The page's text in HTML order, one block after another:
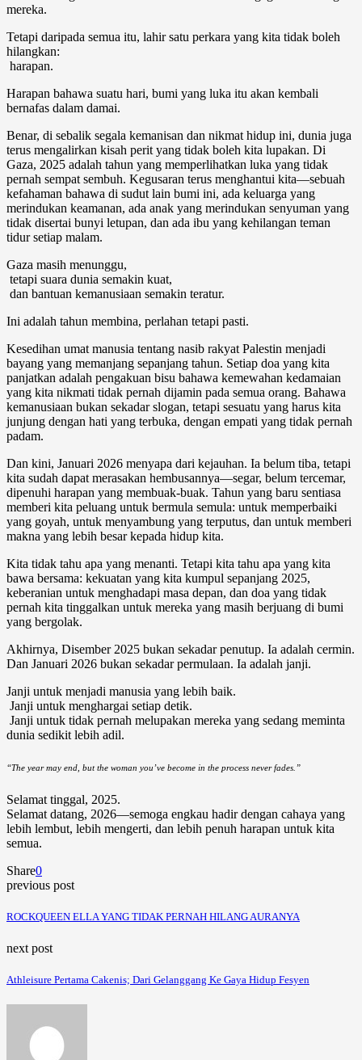
mereka.
Tetapi daripada semua itu, lahir satu perkara yang kita tidak boleh
hilangkan:
harapan.
Harapan bahawa suatu hari, bumi yang luka itu akan kembali
bernafas dalam damai.
Benar, di sebalik segala kemanisan dan nikmat hidup ini, dunia juga
terus mengalirkan kisah perit yang tidak boleh kita lupakan. Di
Gaza, 2025 adalah tahun yang memperlihatkan luka yang tidak
pernah sempat sembuh. Kegusaran terus menghantui kita—sebuah
kefahaman bahawa di sudut lain bumi ini, ada keluarga yang
merindukan keamanan, ada anak yang merindukan senyuman yang
tidak disertai bunyi letupan, dan ada ibu yang kehilangan teman
tidur setiap malam.
Gaza masih menunggu,
tetapi suara dunia semakin kuat,
dan bantuan kemanusiaan semakin teratur.
Ini adalah tahun membina, perlahan tetapi pasti.
Kesedihan umat manusia tentang nasib rakyat Palestin menjadi
bayang yang memanjang sepanjang tahun. Setiap doa yang kita
panjatkan adalah pengakuan bisu bahawa kemewahan kedamaian
yang kita nikmati tidak pernah dijamin pada semua orang. Bahawa
kemanusiaan bukan sekadar slogan, tetapi sesuatu yang harus kita
junjung dengan hati yang terbuka, dengan empati yang tidak pernah
padam.
Dan kini, Januari 2026 menyapa dari kejauhan. Ia belum tiba, tetapi
kita sudah dapat merasakan hembusannya—segar, belum tercemar,
dipenuhi harapan yang membuak-buak. Tahun yang baru sentiasa
memberi kita peluang untuk bermula semula: untuk memperbaiki
yang goyah, untuk menyambung yang terputus, dan untuk memberi
makna yang lebih besar kepada hidup kita.
Kita tidak tahu apa yang menanti. Tetapi kita tahu apa yang kita
bawa bersama: kekuatan yang kita kumpul sepanjang 2025,
keberanian untuk menghadapi masa depan, dan doa yang tidak
pernah kita tinggalkan untuk mereka yang masih berjuang di bumi
yang bergolak.
Akhirnya, Disember 2025 bukan sekadar penutup. Ia adalah cermin.
Dan Januari 2026 bukan sekadar permulaan. Ia adalah janji.
Janji untuk menjadi manusia yang lebih baik.
Janji untuk menghargai setiap detik.
Janji untuk tidak pernah melupakan mereka yang sedang meminta
dunia sedikit lebih adil.
“The year may end, but the woman you’ve become in the process never fades.”
Selamat tinggal, 2025.
Selamat datang, 2026—semoga engkau hadir dengan cahaya yang
lebih lembut, lebih mengerti, dan lebih penuh harapan untuk kita
semua.
Share0
previous post
ROCKQUEEN ELLA YANG TIDAK PERNAH HILANG AURANYA
next post
Athleisure Pertama Cakenis; Dari Gelanggang Ke Gaya Hidup Fesyen